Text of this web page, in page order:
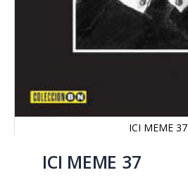
ICI MEME 37
comienzoICI MEME 37